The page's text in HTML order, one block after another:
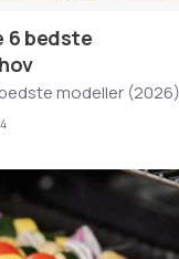
bedste modeller